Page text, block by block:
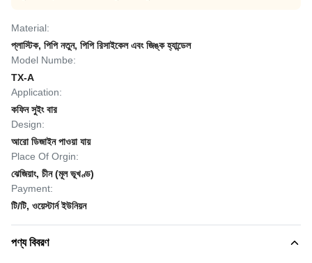
Material:
প্লাস্টিক, পিপি নতুন, পিপি রিসাইকেল এবং জিঙ্ক হ্যান্ডেল
Model Numbe:
TX-A
Application:
কফিন সুইং বার
Design:
আরো ডিজাইন পাওয়া যায়
Place Of Orgin:
ঝেজিয়াং, চীন (মূল ভূখণ্ড)
Payment:
টি/টি, ওয়েস্টার্ন ইউনিয়ন
পণ্য বিবরণ